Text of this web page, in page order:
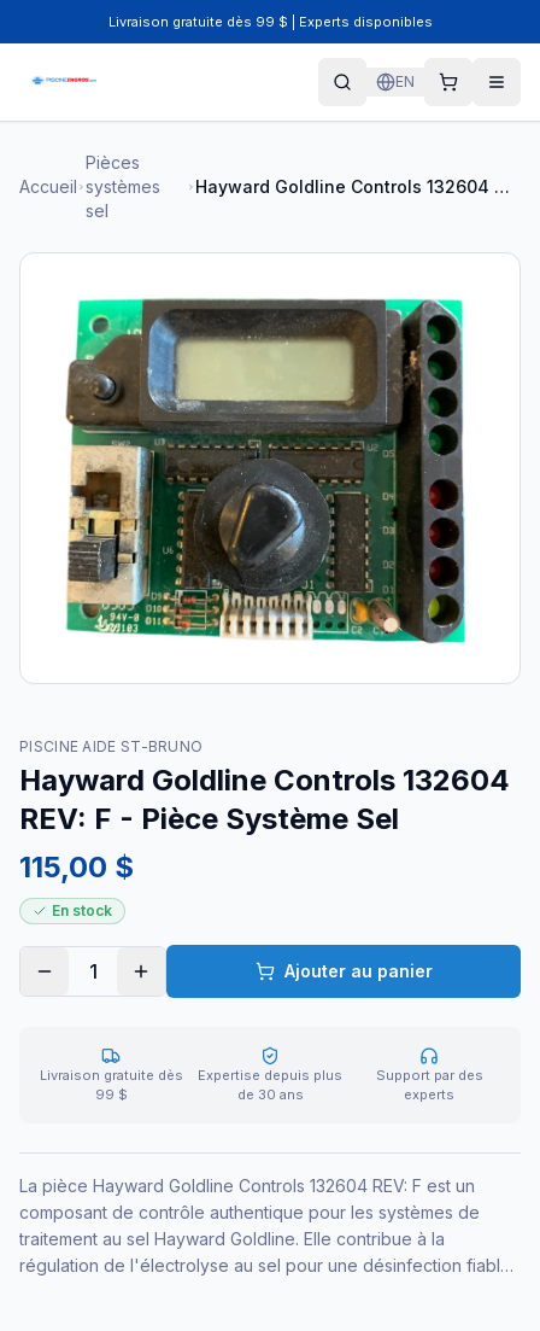
Livraison gratuite dès 99 $ | Experts disponibles
EN
Accueil
Pièces
systèmes
sel
Hayward Goldline Controls 132604 REV: F - Pièce Système Sel
PISCINE AIDE ST-BRUNO
Hayward Goldline Controls 132604
REV: F - Pièce Système Sel
115,00 $
En stock
1 Ajouter au panier
Livraison gratuite dès
99 $
Expertise depuis plus
de 30 ans
Support par des
experts
La pièce Hayward Goldline Controls 132604 REV: F est un
composant de contrôle authentique pour les systèmes de
traitement au sel Hayward Goldline. Elle contribue à la
régulation de l'électrolyse au sel pour une désinfection fiable